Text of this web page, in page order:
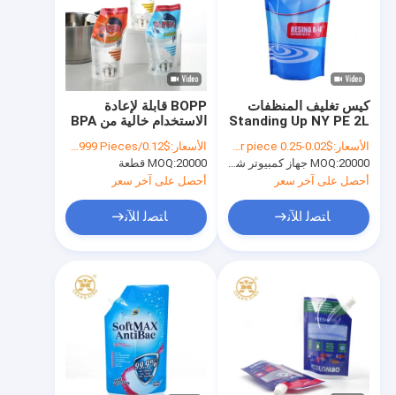
BOPP قابلة لإعادة
الاستخدام خالية من BPA
تغليف المنظفات الحقيبة
المخصصة المطبوعة
الوقوف الحقائب
الأسعار:$0.12/Pieces 20000-99999 Pieces
MOQ:20000 قطعة
أحصل على آخر سعر
ﺎﺘﺼﻟ ﺍﻶﻧ
كيس تغليف المنظفات
Standing Up NY PE 2L
لمنتج العناية الشخصية
1kg
الأسعار:$0.02-0.25 per piece
MOQ:20000 جهاز كمبيوتر شخصى
أحصل على آخر سعر
ﺎﺘﺼﻟ ﺍﻶﻧ